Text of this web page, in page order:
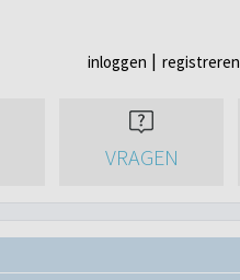
inloggen registreren
VRAGEN